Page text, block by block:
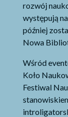
rozwój
występują
później
Nowa
Wśród
Koło
Festiwal